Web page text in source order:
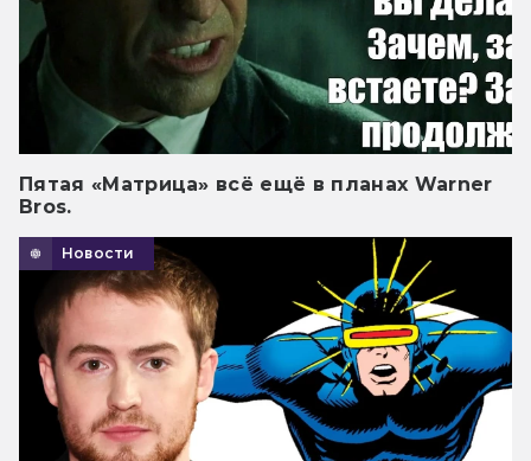
Пятая «Матрица» всё ещё в планах Warner
Bros.
Новости